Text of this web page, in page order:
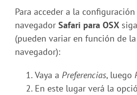
Para acceder a la
navegador Safari para OSX
(pueden variar en función de
navegador):
Vaya a Preferencias, luego
En este lugar verá la